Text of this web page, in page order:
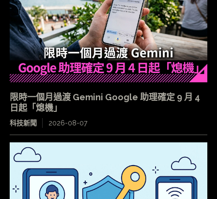
限時一個月過渡 Gemini Google 助理確定 9 月 4
日起「熄機」
科技新聞 2026-08-07